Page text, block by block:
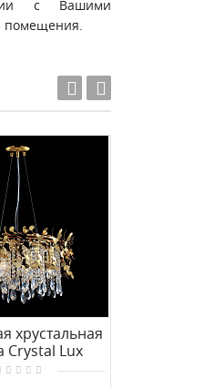
с Вашими
помещения.
хрустальная
Crystal Lux
GOLD D600